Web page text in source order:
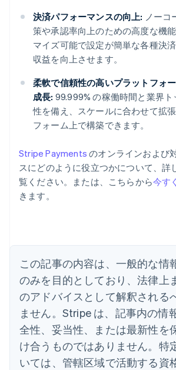
決済パフォーマンスの向上: ノーコ
策や承認率向上のための高度な機
マイズ可能で設定が簡単な各種決済
収益を向上させます。
柔軟で信頼性の高いプラットフォ
成長: 99.999% の稼働時間と業界
性を備え、スケールに合わせて拡
フォーム上で構築できます。
Stripe Payments のオンラインおよび
スにどのように役立つかについて、詳
覧ください。または、こちらから今す
きます。
この記事の内容は、一般的な情
のみを目的としており、法律上
のアドバイスとして解釈される
ません。Stripe は、記事内の情
全性、妥当性、または最新性を
け合うものではありません。特
いては、管轄区域で活動する資
アイルランド
English
English
イギリス
English
イタリア
ItalianoEnglish
インド
English
エストニア
English
オーストラリア
English